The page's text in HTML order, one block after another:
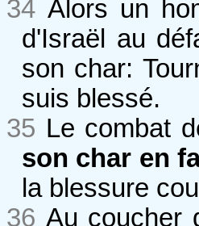
34 Alors un
d'Israël au
son char:
suis blessé.
35 Le combat
son char en
la blessure
36 Au coucher